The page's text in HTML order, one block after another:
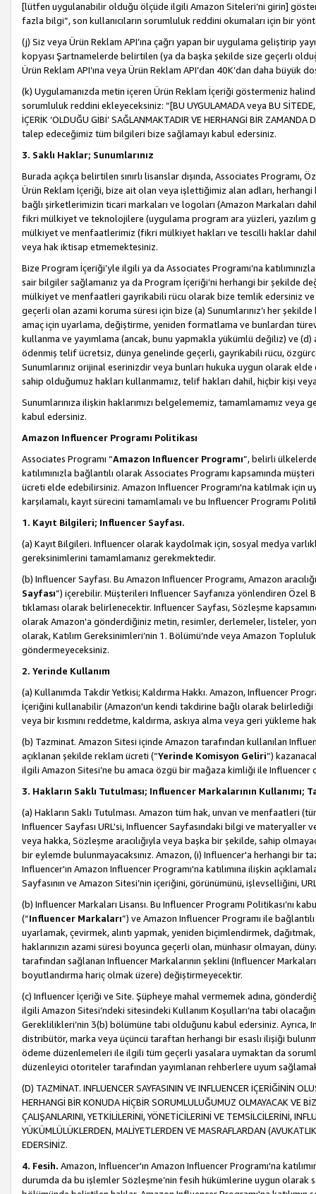
[lütfen uygulanabilir olduğu ölçüde ilgili Amazon Siteleri’ni girin]
fazla bilgi”, son kullanıcıların sorumluluk reddini okumaları için bir
(j) Siz veya Ürün Reklam API’ına çağrı yapan bir uygulama geliştirip
kopyası Şartnamelerde belirtilen (ya da başka şekilde size geçerli
Ürün Reklam API’ına veya Ürün Reklam API’dan 40K’dan daha büyük
(k) Uygulamanızda metin içeren Ürün Reklam İçeriği göstermeniz
sorumluluk reddini ekleyeceksiniz: “[BU UYGULAMADA veya BU SİTEDE,
İÇERİK ‘OLDUĞU GİBİ’ SAĞLANMAKTADIR VE HERHANGİ BİR
talep edeceğimiz tüm bilgileri bize sağlamayı kabul edersiniz.
3. Saklı Haklar; Sunumlarınız
Burada açıkça belirtilen sınırlı lisanslar dışında, Associates Programı,
Ürün Reklam İçeriği, bize ait olan veya işlettiğimiz alan adları,
bağlı şirketlerimizin ticari markaları ve logoları (Amazon Markaları
fikri mülkiyet ve teknolojilere (uygulama program ara yüzleri,
mülkiyet ve menfaatlerimiz (fikri mülkiyet hakları ve tescilli haklar
veya hak iktisap etmemektesiniz.
Bize Program İçeriği’yle ilgili ya da Associates Programı’na
sair bilgiler sağlamanız ya da Program İçeriği’ni herhangi bir şekilde
mülkiyet ve menfaatleri gayrikabili rücu olarak bize temlik edersiniz ve
geçerli olan azami koruma süresi için bize (a) Sunumlarınız’ı her
amaç için uyarlama, değiştirme, yeniden formatlama ve bunlardan türev
kullanma ve yayımlama (ancak, bunu yapmakla yükümlü değiliz) ve
ödenmiş telif ücretsiz, dünya genelinde geçerli, gayrikabili rücu,
Sunumlarınız orijinal eserinizdir veya bunları hukuka uygun olarak
sahip olduğumuz hakları kullanmamız, telif hakları dahil, hiçbir kişi
Sunumlarınıza ilişkin haklarımızı belgelememiz, tamamlamamız
kabul edersiniz.
Amazon Influencer Programı Politikası
Associates Programı “Amazon Influencer Programı”, belirli
katılımınızla bağlantılı olarak Associates Programı kapsamında
ücreti elde edebilirsiniz. Amazon Influencer Programı'na katılmak için
karşılamalı, kayıt sürecini tamamlamalı ve bu Influencer Programı
1. Kayıt Bilgileri; Influencer Sayfası.
(a) Kayıt Bilgileri. Influencer olarak kaydolmak için, sosyal medya
gereksinimlerini tamamlamanız gerekmektedir.
(b) Influencer Sayfası. Bu Amazon Influencer Programı, Amazon
Sayfası”) içerebilir. Müşterileri Influencer Sayfanıza yönlendiren Özel
tıklaması olarak belirlenecektir. Influencer Sayfası, Sözleşme
olarak Amazon'a gönderdiğiniz metin, resimler, derlemeler, listeler,
olarak, Katılım Gereksinimleri’nin 1. Bölümü’nde veya Amazon
göndermeyeceksiniz.
2. Yerinde Kullanım
(a) Kullanımda Takdir Yetkisi; Kaldırma Hakkı. Amazon, Influencer
İçeriğini kullanabilir (Amazon'un kendi takdirine bağlı olarak belirlediği
veya bir kısmını reddetme, kaldırma, askıya alma veya geri yükleme
(b) Tazminat. Amazon Sitesi içinde Amazon tarafından kullanılan
açıklanan şekilde reklam ücreti (“Yerinde Komisyon Geliri”)
ilgili Amazon Sitesi’ne bu amaca özgü bir mağaza kimliği ile Influencer
3. Hakların Saklı Tutulması; Influencer Markalarının Kullanımı;
(a) Hakların Saklı Tutulması. Amazon tüm hak, unvan ve menfaatleri
Influencer Sayfası URL'si, Influencer Sayfasındaki bilgi ve materyaller
veya hakka, Sözleşme aracılığıyla veya başka bir şekilde, sahip
bir eylemde bulunmayacaksınız. Amazon, (i) Influencer'a herhangi bir
Influencer'ın Amazon Influencer Programı'na katılımına ilişkin
Sayfasının ve Amazon Sitesi’nin içeriğini, görünümünü, işlevselliğini,
(b) Influencer Markaları Lisansı. Bu Influencer Programı Politikası’nı
(“Influencer Markaları”) ve Amazon Influencer Programı ile
uyarlamak, çevirmek, alıntı yapmak, yeniden biçimlendirmek,
haklarınızın azami süresi boyunca geçerli olan, münhasır olmayan,
tarafından sağlanan Influencer Markalarının şeklini (Influencer
boyutlandırma hariç olmak üzere) değiştirmeyecektir.
(c) Influencer İçeriği ve Site. Şüpheye mahal vermemek adına,
ilgili Amazon Sitesi’ndeki sitesindeki Kullanım Koşulları’na tabi
Gereklilikleri’nin 3(b) bölümüne tabi olduğunu kabul edersiniz. Ayrıca,
distribütör, marka veya üçüncü taraftan herhangi bir esaslı ilişiği
ödeme düzenlemeleri ile ilgili tüm geçerli yasalara uymaktan da
düzenleyici otoriteler tarafından yayımlanan rehberlere uyum
(D) TAZMİNAT. INFLUENCER SAYFASININ VE INFLUENCER İÇERİĞİNİN
HERHANGİ BİR KONUDA HİÇBİR SORUMLULUĞUMUZ OLMAYACAK VE
ÇALIŞANLARINI, YETKİLİLERİNİ, YÖNETİCİLERİNİ VE TEMSİLCİLERİNİ,
YÜKÜMLÜLÜKLERDEN, MALİYETLERDEN VE MASRAFLARDAN
EDERSİNİZ.
4. Fesih. Amazon, Influencer'ın Amazon Influencer Programı'na
durumda da bu işlemler Sözleşme’nin fesih hükümlerine uygun olarak